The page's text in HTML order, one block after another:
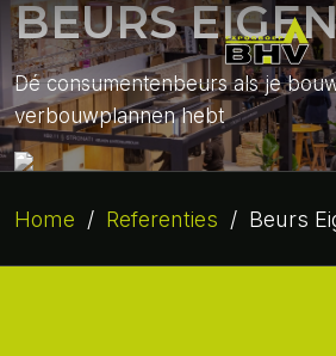
BEURS
Dé consumentenbeurs als je
verbouwplannen hebt
Home / Referenties / Beurs